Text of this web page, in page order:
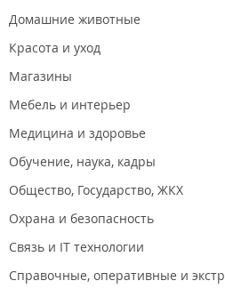
Домашние животные
Красота и уход
Магазины
Мебель и интерьер
Медицина и здоровье
Обучение, наука, кадры
Общество, Государство, ЖКХ
Охрана и безопасность
Связь и IT технологии
Справочные, оперативные и